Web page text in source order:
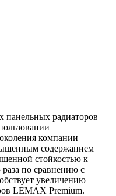
панельных радиаторов
компании
содержанием
стойкостью к
по сравнению с
увеличению
LEMAX Premium.